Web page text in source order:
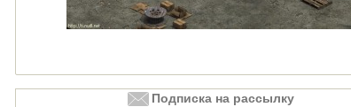
Подписка на рассылку